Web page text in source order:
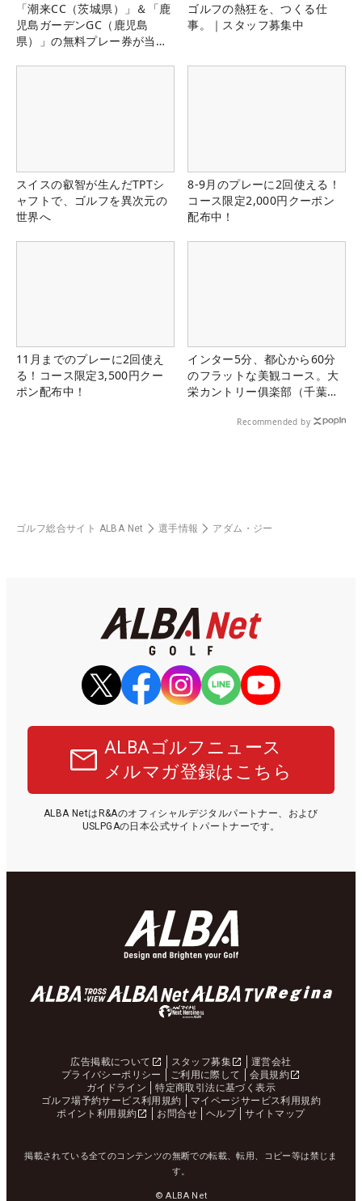
「潮来CC（茨城県）」＆「鹿
児島ガーデンGC（鹿児島
県）」の無料プレー券が当た
ゴルフの熱狂を、つくる仕
事。｜スタッフ募集中
スイスの叡智が生んだTPTシ
ャフトで、ゴルフを異次元の
世界へ
8-9月のプレーに2回使える！
コース限定2,000円クーポン
配布中！
11月までのプレーに2回使え
る！コース限定3,500円クー
ポン配布中！
インター5分、都心から60分
のフラットな美観コース。大
栄カントリー俱楽部（千葉
Recommended by
ゴルフ総合サイト ALBA Net 選手情報 アダム・ジー
ALBAゴルフニュース
メルマガ登録はこちら
ALBA NetはR&Aのオフィシャルデジタルパートナー、および
USLPGAの日本公式サイトパートナーです。
広告掲載について スタッフ募集
運営会社
プライバシーポリシー
ご利用に際して
会員規約
ガイドライン
特定商取引法に基づく表示
ゴルフ場予約サービス利用規約
マイページサービス利用規約
ポイント利用規約
お問合せ ヘルプ サイトマップ
掲載されている全てのコンテンツの無断での転載、転用、コピー等は禁じま
す。
© ALBA Net